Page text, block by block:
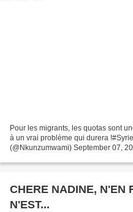
Pour les migrants, les quotas sont
à un vrai problème qui durera
(@Nkunzumwami) September 07,
CHERE NADINE, N'EN
N'EST...